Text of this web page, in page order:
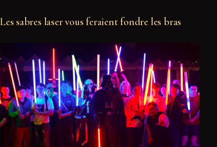
Les sabres laser vous feraient fondre les bras